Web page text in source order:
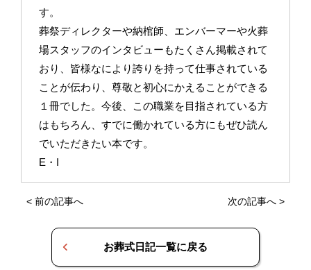
す。
葬祭ディレクターや納棺師、エンバーマーや火葬
場スタッフのインタビューもたくさん掲載されて
おり、皆様なにより誇りを持って仕事されている
ことが伝わり、尊敬と初心にかえることができる
１冊でした。今後、この職業を目指されている方
はもちろん、すでに働かれている方にもぜひ読ん
でいただきたい本です。
E・I
< 前の記事へ 次の記事へ >
お葬式日記一覧に戻る